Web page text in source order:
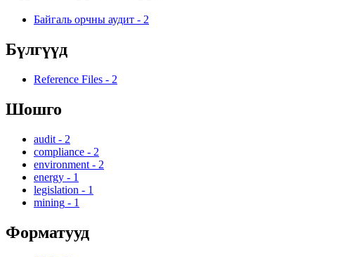
Байгаль орчны аудит - 2
Бүлгүүд
Reference Files - 2
Шошго
audit - 2
compliance - 2
environment - 2
energy - 1
legislation - 1
mining - 1
Форматууд